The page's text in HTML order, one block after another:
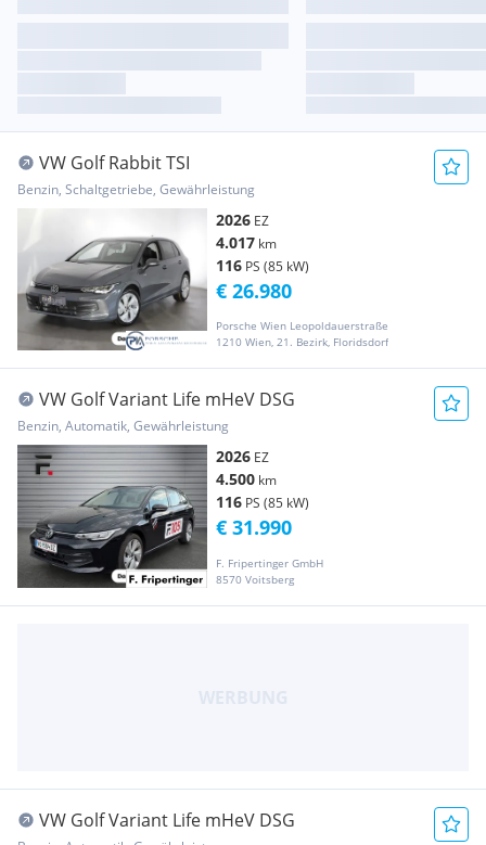
VW Golf Rabbit TSI
Benzin, Schaltgetriebe, Gewährleistung
2026 EZ
4.017 km
116 PS (85 kW)
Porsche Wien Leopoldauerstraße
1210 Wien, 21. Bezirk, Floridsdorf
€ 26.980
VW Golf Variant Life mHeV DSG
Benzin, Automatik, Gewährleistung
2026 EZ
4.500 km
116 PS (85 kW)
F. Fripertinger GmbH
8570 Voitsberg
€ 31.990
VW Golf Variant Life mHeV DSG